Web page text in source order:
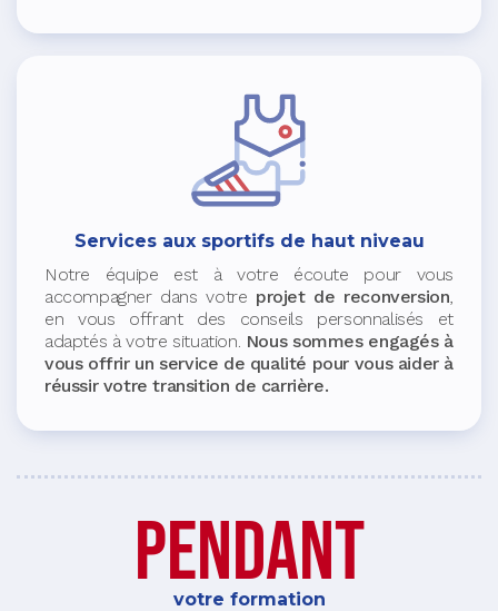
Services aux sportifs de haut niveau
Notre équipe est à votre écoute pour vous
accompagner dans votre projet de reconversion,
en vous offrant des conseils personnalisés et
adaptés à votre situation. Nous sommes engagés à
vous offrir un service de qualité pour vous aider à
réussir votre transition de carrière.
pendant
votre formation